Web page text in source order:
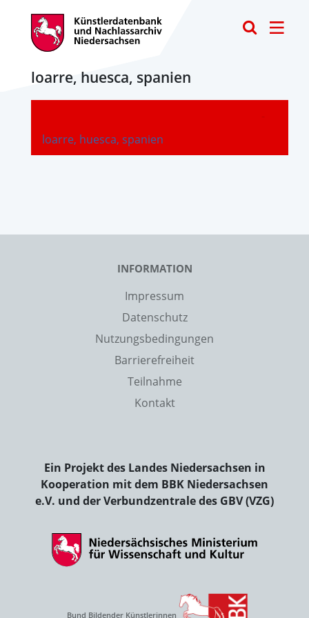
loarre, huesca, spanien
loarre, huesca, spanien
-
INFORMATION
Impressum
Datenschutz
Nutzungsbedingungen
Barrierefreiheit
Teilnahme
Kontakt
Ein Projekt des Landes Niedersachsen in
Kooperation mit dem BBK Niedersachsen
e.V. und der Verbundzentrale des GBV (VZG)
Bund Bildender Künstlerinnen